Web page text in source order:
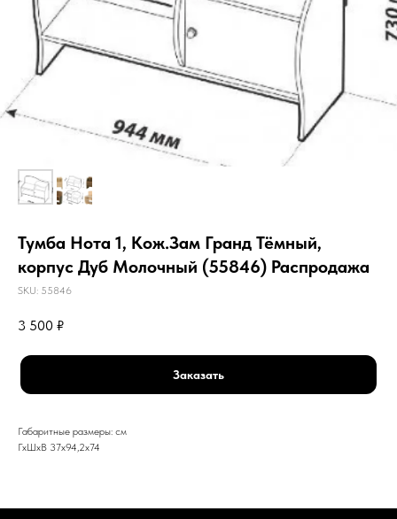
Тумба Нота 1, Кож.Зам Гранд Тёмный,
корпус Дуб Молочный (55846) Распродажа
SKU: 55846
3 500 ₽
Заказать
Габаритные размеры: см
ГхШхВ 37х94,2х74